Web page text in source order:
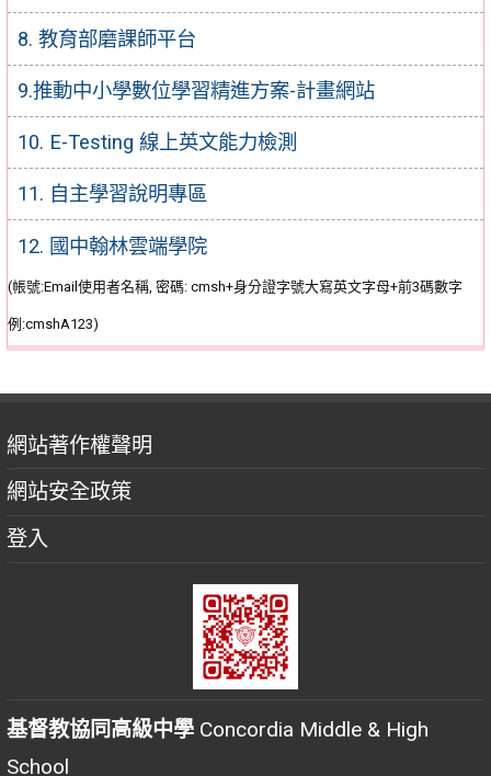
8. 教育部磨課師平台
9.推動中小學數位學習精進方案-計畫網站
10. E-Testing 線上英文能力檢測
11. 自主學習說明專區
12. 國中翰林雲端學院
(帳號:Email使用者名稱, 密碼: cmsh+身分證字號大寫英文字母+前3碼數字
例:cmshA123)
網站著作權聲明
網站安全政策
登入
基督教協同高級中學 Concordia Middle & High
School